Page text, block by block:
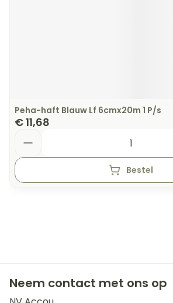
Peha-haft Blauw Lf 6cmx20m 1 P/s
€ 11,68
Bestel
Neem contact met ons op